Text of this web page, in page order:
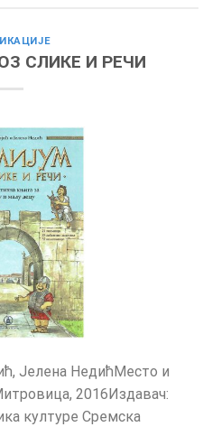
СЛИКЕ И РЕЧИ
Јелена НедићМесто и
2016Издавач:
културе Сремска